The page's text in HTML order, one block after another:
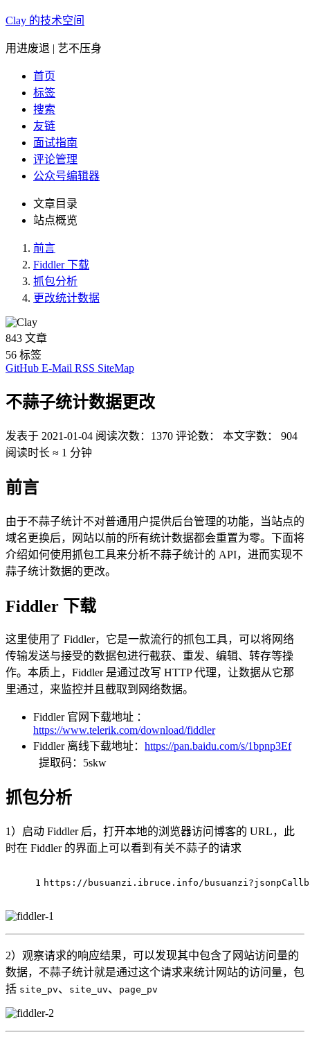
Clay 的技术空间
用进废退 | 艺不压身
首页
标签
搜索
友链
面试指南
评论管理
公众号编辑器
文章目录
站点概览
前言
Fiddler 下载
抓包分析
更改统计数据
843 文章
56 标签
GitHub E-Mail RSS SiteMap
不蒜子统计数据更改
发表于 2021-01-04 阅读次数： 1370 评论数： 本文字数：
904
阅读时长 ≈ 1 分钟
前言
由于不蒜子统计不对普通用户提供后台管理的功能，当站点的
域名更换后，网站以前的所有统计数据都会重置为零。下面将
介绍如何使用抓包工具来分析不蒜子统计的 API，进而实现不
蒜子统计数据的更改。
Fiddler 下载
这里使用了 Fiddler，它是一款流行的抓包工具，可以将网络
传输发送与接受的数据包进行截获、重发、编辑、转存等操
作。本质上，Fiddler 是通过改写 HTTP 代理，让数据从它那
里通过，来监控并且截取到网络数据。
Fiddler 官网下载地址 ：
https://www.telerik.com/download/fiddler
Fiddler 离线下载地址： https://pan.baidu.com/s/1bpnp3Ef
提取码：5skw
抓包分析
1）启动 Fiddler 后，打开本地的浏览器访问博客的 URL，此
时在 Fiddler 的界面上可以看到有关不蒜子的请求
1 https://busuanzi.ibruce.info/
2）观察请求的响应结果，可以发现其中包含了网站访问量的
数据，不蒜子统计就是通过这个请求来统计网站的访问量，包
括 site_pv、 site_uv、 page_pv